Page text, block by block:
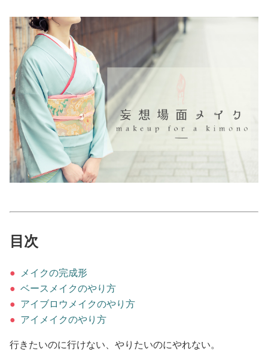
妊娠/出産/家族
ココロ/カラダ
グルメ
トラベル
ゲーム
目次
●
メイクの完成形
● ベースメイクのやり方
● アイブロウメイクのやり方
● アイメイクのやり方
行きたいのに行けない、やりたいのにやれない。